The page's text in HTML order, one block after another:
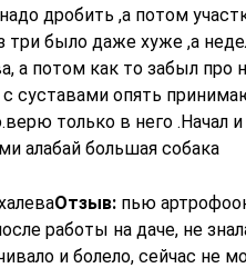
дробить ,а потом
три было даже хуже ,а
а потом как то забыл про
суставами опять
только в него .Начал
алабай большая собака
Отзыв: пью
работы на даче, не
и болело, сейчас не